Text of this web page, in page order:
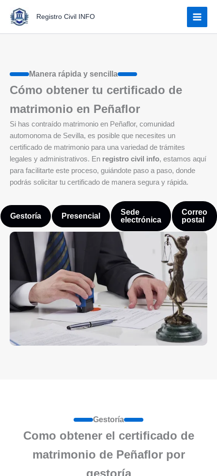
contenido
Registro Civil INFO
Manera rápida y sencilla
Cómo obtener tu certificado de
matrimonio en Peñaflor
Si has contraído matrimonio en Peñaflor, comunidad
automonoma de Sevilla, es posible que necesites un
certificado de matrimonio para una variedad de trámites
legales y administrativos. En registro civil info, estamos aquí
para facilitarte este proceso, guiándote paso a paso, donde
podrás solicitar tu certificado de manera segura y rápida.
Gestoría Presencial
Sede
electrónica
Correo
postal
Gestoría
Como obtener el certificado de
matrimonio de Peñaflor por
gestoría